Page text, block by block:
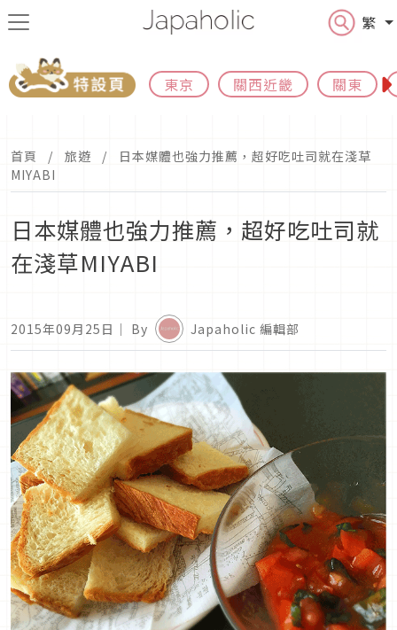
繁
東京 關西近畿 關東
首頁 旅遊
日本媒體也強力推薦，超好吃吐司就在淺草
MIYABI
日本媒體也強力推薦，超好吃吐司就
在淺草MIYABI
2015年09月25日 ｜ By Japaholic 編輯部